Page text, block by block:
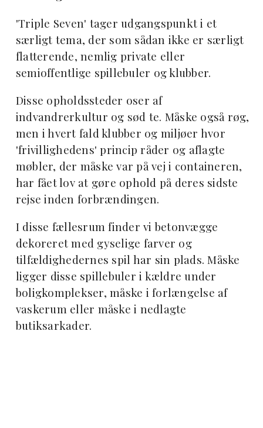
'Triple Seven' tager udgangspunkt i et
særligt tema, der som sådan ikke er særligt
flatterende, nemlig private eller
semioffentlige spillebuler og klubber.
Disse opholdssteder oser af
indvandrerkultur og sød te. Måske også røg,
men i hvert fald klubber og miljøer hvor
'frivillighedens' princip råder og aflagte
møbler, der måske var på vej i containeren,
har fået lov at gøre ophold på deres sidste
rejse inden forbrændingen.
I disse fællesrum finder vi betonvægge
dekoreret med gyselige farver og
tilfældighedernes spil har sin plads. Måske
ligger disse spillebuler i kældre under
boligkomplekser, måske i forlængelse af
vaskerum eller måske i nedlagte
butiksarkader.